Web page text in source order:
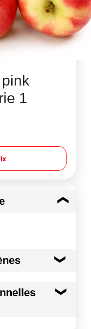
1
transmises